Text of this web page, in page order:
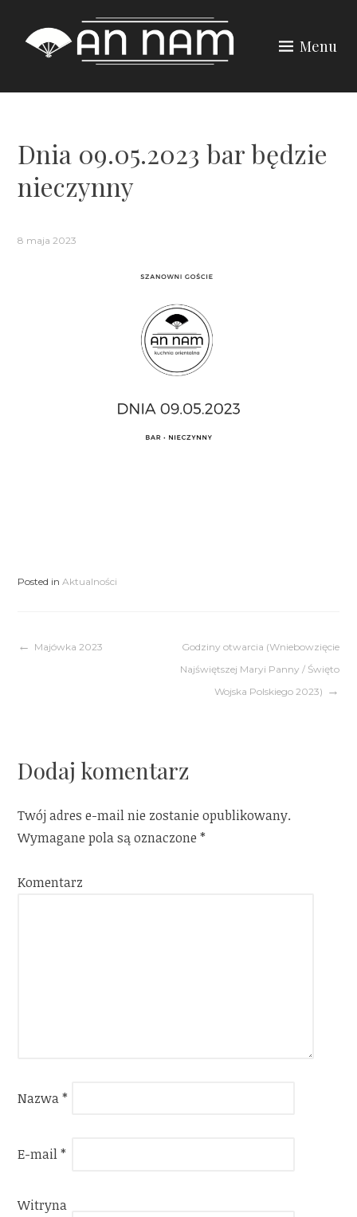
content
Menu
Dnia 09.05.2023 bar będzie
nieczynny
8 maja 2023
Posted in Aktualności
Nawigacja
Majówka 2023
Godziny otwarcia (Wniebowzięcie
Najświętszej Maryi Panny / Święto
Wojska Polskiego 2023)
Dodaj komentarz
Twój adres e-mail nie zostanie opublikowany.
Wymagane pola są oznaczone*
Komentarz
Nazwa*
E-mail*
Witryna